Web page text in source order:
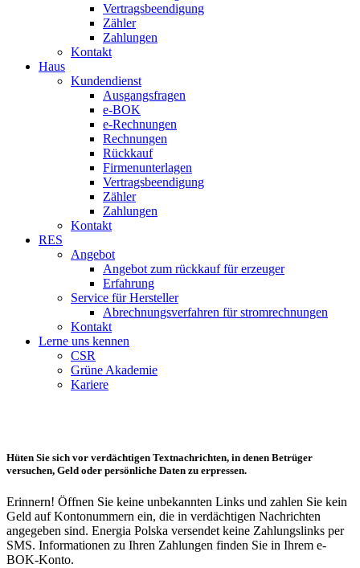
Vertragsbeendigung
Zähler
Zahlungen
Kontakt
Haus
Kundendienst
Ausgangsfragen
e-BOK
e-Rechnungen
Rechnungen
Rückkauf
Firmenunterlagen
Vertragsbeendigung
Zähler
Zahlungen
Kontakt
RES
Angebot
Angebot zum rückkauf für erzeuger
Erfahrung
Service für Hersteller
Abrechnungsverfahren für stromrechnungen
Kontakt
Lerne uns kennen
CSR
Grüne Akademie
Kariere
Hüten Sie sich vor verdächtigen Textnachrichten, in denen Betrüger
versuchen, Geld oder persönliche Daten zu erpressen.
Erinnern! Öffnen Sie keine unbekannten Links und zahlen Sie kein
Geld auf Kontonummern ein, die in verdächtigen Nachrichten
angegeben sind. Energia Polska versendet keine Zahlungslinks per
SMS. Informationen zu Ihren Zahlungen finden Sie in Ihrem e-
BOK-Konto.